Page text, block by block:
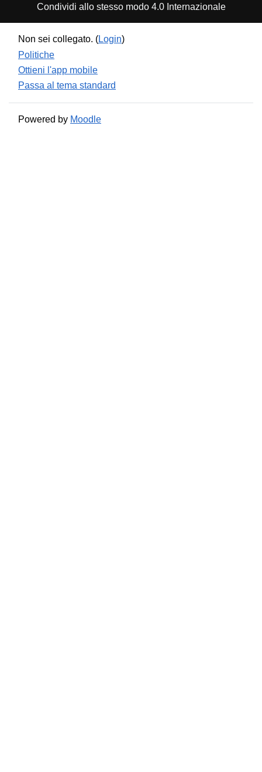
Condividi allo stesso modo 4.0 Internazionale
Non sei collegato. (Login)
Politiche
Ottieni l'app mobile
Passa al tema standard
Powered by Moodle